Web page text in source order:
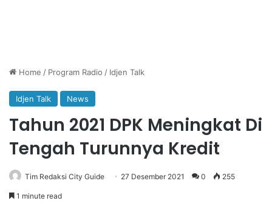
Home / Program Radio / Idjen Talk
Idjen Talk News
Tahun 2021 DPK Meningkat Di
Tengah Turunnya Kredit
Tim Redaksi City Guide 27 Desember 2021 0 255
1 minute read